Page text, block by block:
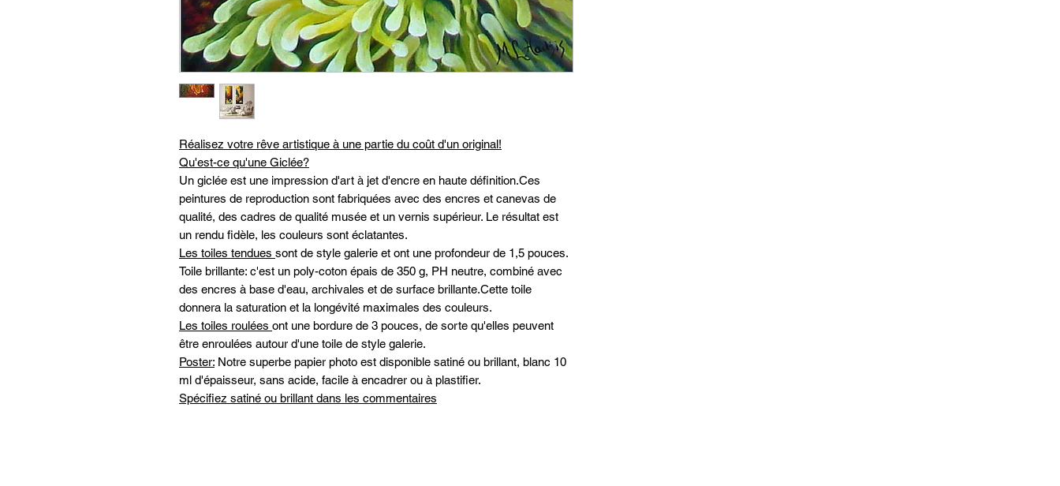
Réalisez votre rêve artistique à une partie du coût d'un original!
Qu'est-ce qu'une Giclée?
Un giclée est une impression d'art à jet d'encre en haute définition.Ces
peintures de reproduction sont fabriquées avec des encres et canevas de
qualité, des cadres de qualité musée et un vernis supérieur. Le résultat est
un rendu fidèle, les couleurs sont éclatantes.
Les toiles tendues sont de style galerie et ont une profondeur de 1,5 pouces.
Toile brillante: c'est un poly-coton épais de 350 g, PH neutre, combiné avec
des encres à base d'eau, archivales et de surface brillante.Cette toile
donnera la saturation et la longévité maximales des couleurs.
Les toiles roulées ont une bordure de 3 pouces, de sorte qu'elles peuvent
être enroulées autour d'une toile de style galerie.
Poster: Notre superbe papier photo est disponible satiné ou brillant, blanc 10
ml d'épaisseur, sans acide, facile à encadrer ou à plastifier.
Spécifiez satiné ou brillant dans les commentaires